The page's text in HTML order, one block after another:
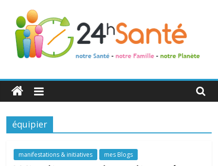
24h
Santé
La
de
toute
équipier
manifestations & initiatives mes Blogs